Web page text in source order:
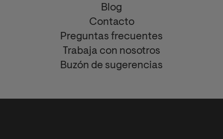
Blog
Contacto
Preguntas frecuentes
Trabaja con nosotros
Buzón de sugerencias